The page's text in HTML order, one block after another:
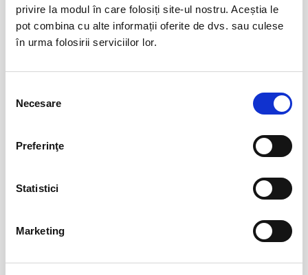
privire la modul în care folosiți site-ul nostru. Aceștia le
pot combina cu alte informații oferite de dvs. sau culese
în urma folosirii serviciilor lor.
consimțământului
Necesare
Preferinţe
Statistici
Marketing
celorlalți spectatori după începerea evenimentului.
Abonamente FC Universitatea Cluj
Cluj-Napoca
01
01
03
iul